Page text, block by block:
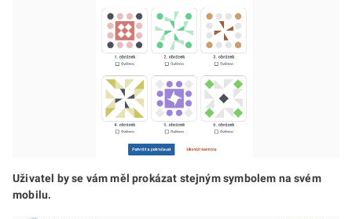
Uživatel by se vám měl prokázat stejným symbolem na svém
mobilu.